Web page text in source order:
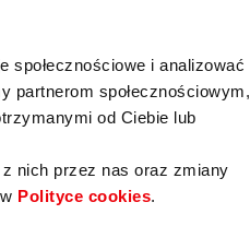
i analizować
partnerom społecznościowym,
od Ciebie lub
nich przez nas oraz zmiany
Polityce cookies.